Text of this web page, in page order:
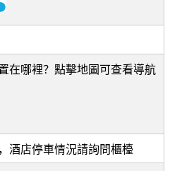
在哪裡？點擊地圖可查看導航
酒店停車情況請詢問櫃檯